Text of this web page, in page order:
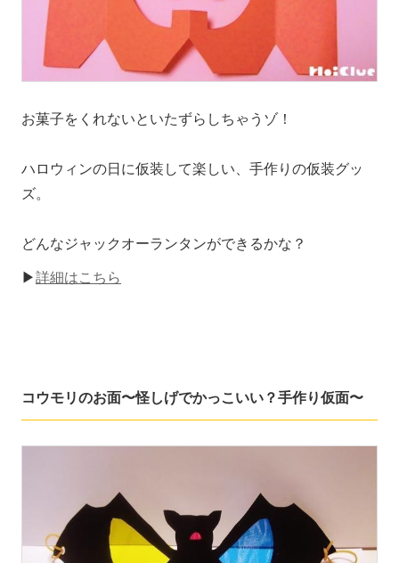
お菓子をくれないといたずらしちゃうゾ！
ハロウィンの日に仮装して楽しい、手作りの仮装グッ
ズ。
どんなジャックオーランタンができるかな？
▶詳細はこちら
コウモリのお面〜怪しげでかっこいい？手作り仮面〜